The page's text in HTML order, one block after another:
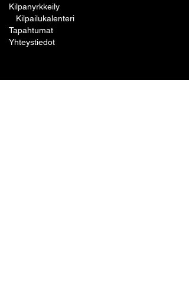
Kilpanyrkkeily
Kilpailukalenteri
Tapahtumat
Yhteystiedot